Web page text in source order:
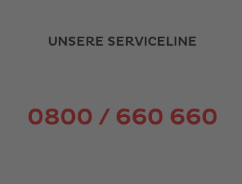
UNSERE SERVICELINE
0800 / 660 660